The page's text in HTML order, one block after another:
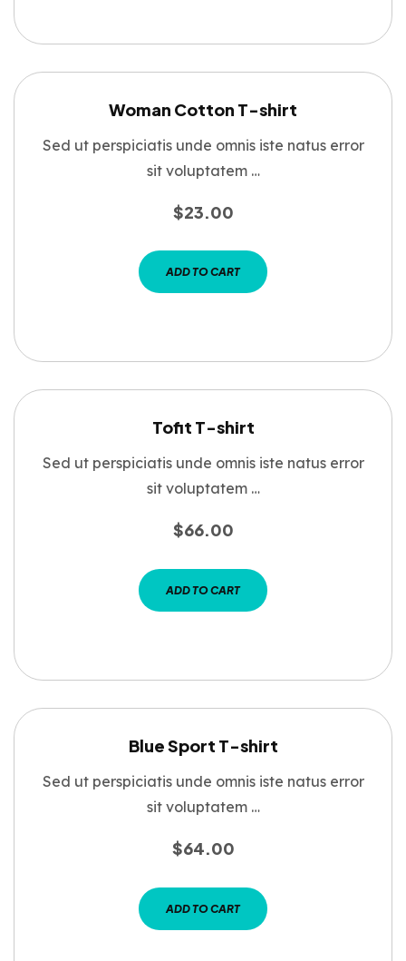
Woman Cotton T-shirt
Sed ut perspiciatis unde omnis iste natus error
sit voluptatem …
$23.00
ADD TO CART
Tofit T-shirt
Sed ut perspiciatis unde omnis iste natus error
sit voluptatem …
$66.00
ADD TO CART
Blue Sport T-shirt
Sed ut perspiciatis unde omnis iste natus error
sit voluptatem …
$64.00
ADD TO CART